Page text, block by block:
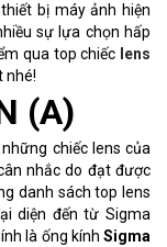
bị máy ảnh hiện
sự lựa chọn hấp
qua top chiếc lens
nhé!
(A)
chiếc lens của
nhắc do đạt được
danh sách top lens
diện đến từ Sigma
là ống kính Sigma